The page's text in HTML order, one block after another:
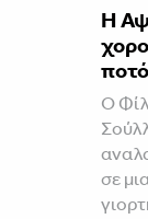
Η
Ο
σε